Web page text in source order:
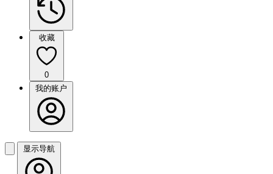
收藏
0
我的账户
显示导航